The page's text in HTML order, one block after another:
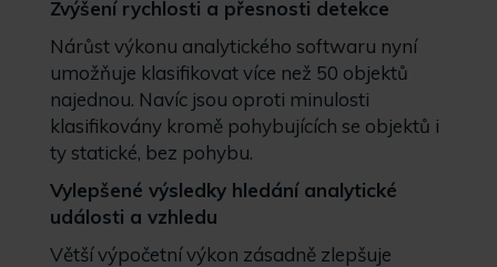
Zvýšení rychlosti a přesnosti detekce
Nárůst výkonu analytického softwaru nyní
umožňuje klasifikovat více než 50 objektů
najednou. Navíc jsou oproti minulosti
klasifikovány kromě pohybujících se objektů i
ty statické, bez pohybu.
Vylepšené výsledky hledání analytické
události a vzhledu
Větší výpočetní výkon zásadně zlepšuje